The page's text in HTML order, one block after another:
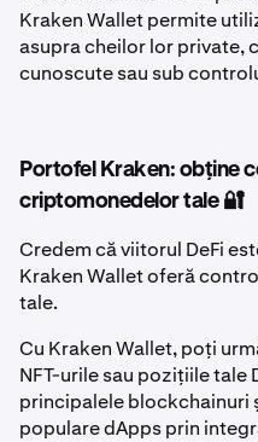
Kraken Wallet permite
asupra cheilor lor private,
cunoscute sau sub
Portofel Kraken: obține
criptomonedelor tale 🔐
Credem că viitorul DeFi
Kraken Wallet oferă
tale.
Cu Kraken Wallet, poți
NFT-urile sau pozițiile tale
principalele blockchainuri
populare dApps prin